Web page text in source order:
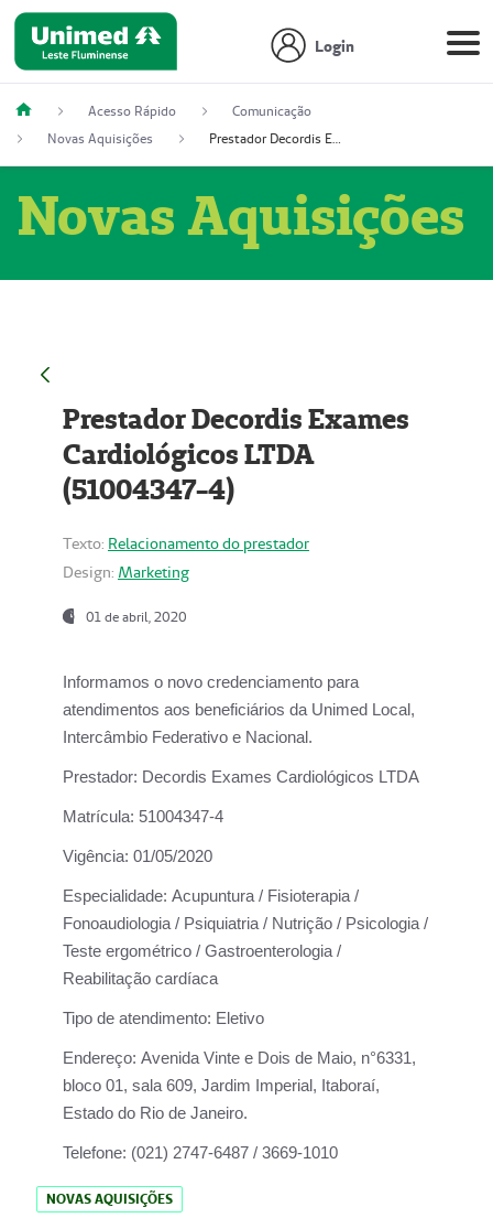
Login
Acesso Rápido
Comunicação
Novas Aquisições
Prestador Decordis Exames Cardiológicos LTDA (51004347-4)
Novas Aquisições
Prestador Decordis Exames
Cardiológicos LTDA
(51004347-4)
Texto: Relacionamento do prestador
Design: Marketing
01 de abril, 2020
Informamos o novo credenciamento para
atendimentos aos beneficiários da Unimed Local,
Intercâmbio Federativo e Nacional.
Prestador: Decordis Exames Cardiológicos LTDA
Matrícula: 51004347-4
Vigência: 01/05/2020
Especialidade: Acupuntura / Fisioterapia /
Fonoaudiologia / Psiquiatria / Nutrição / Psicologia /
Teste ergométrico / Gastroenterologia /
Reabilitação cardíaca
Tipo de atendimento: Eletivo
Endereço: Avenida Vinte e Dois de Maio, n°6331,
bloco 01, sala 609, Jardim Imperial, Itaboraí,
Estado do Rio de Janeiro.
Telefone: (021) 2747-6487 / 3669-1010
NOVAS AQUISIÇÕES